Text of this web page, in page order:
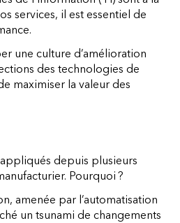
services, il est essentiel de
une culture d’amélioration
des technologies de
maximiser la valeur des
depuis plusieurs
Pourquoi ?
amenée par l’automatisation
un tsunami de changements